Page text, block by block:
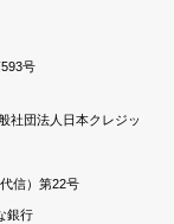
号
社団法人日本クレジッ
信）第22号
銀行